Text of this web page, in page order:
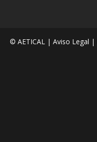
© AETICAL | Aviso Legal |